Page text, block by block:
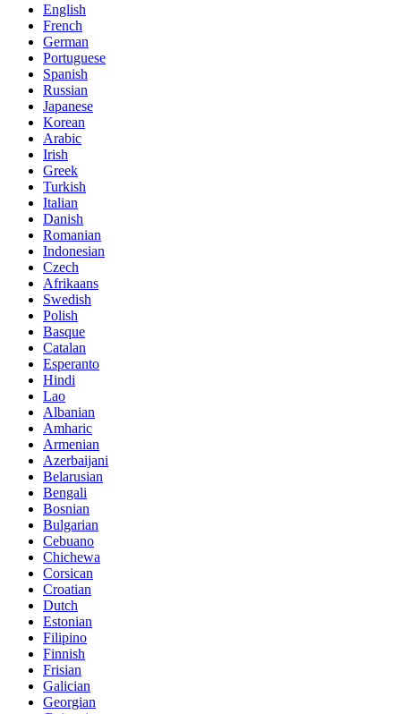
English
French
German
Portuguese
Spanish
Russian
Japanese
Korean
Arabic
Irish
Greek
Turkish
Italian
Danish
Romanian
Indonesian
Czech
Afrikaans
Swedish
Polish
Basque
Catalan
Esperanto
Hindi
Lao
Albanian
Amharic
Armenian
Azerbaijani
Belarusian
Bengali
Bosnian
Bulgarian
Cebuano
Chichewa
Corsican
Croatian
Dutch
Estonian
Filipino
Finnish
Frisian
Galician
Georgian